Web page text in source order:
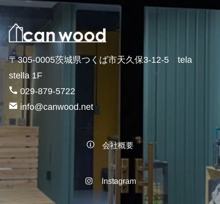
〒305-0005茨城県つくば市天久保3-12-5 tela
stella 1F
029-879-5722
info@canwood.net
会社概要
Instagram